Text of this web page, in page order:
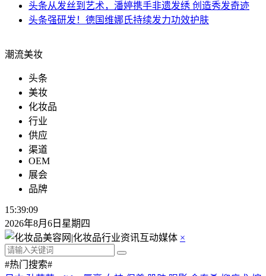
头条从发丝到艺术，潘婷携手非遗发绣 创造秀发奇迹
头条强研发！德国维娜氏持续发力功效护肤
潮流美妆
头条
美妆
化妆品
行业
供应
渠道
OEM
展会
品牌
15:39:10
2026年8月6日星期四
×
#热门搜索#